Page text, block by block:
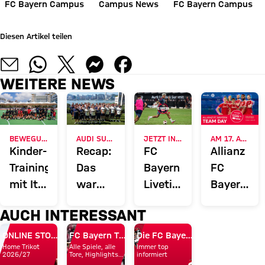
FC Bayern Campus Campus News FC Bayern Campus
Diesen Artikel teilen
WEITERE NEWS
Kinder-
Training
mit Ito,
und
Elber
Recap:
Das
war
Donnerstag
des FC
Bayern
FC
Bayern
Liveticker:
rund
um
AM 17. AUGUST
Allianz
FC
Bayern
AUCH INTERESSANT
ONLINE STORE
Home Trikot
2026/27
FC Bayern TV PLUS
Alle Spiele, alle
Tore, Highlights
Die FC Bayern Apps
Immer top
informiert